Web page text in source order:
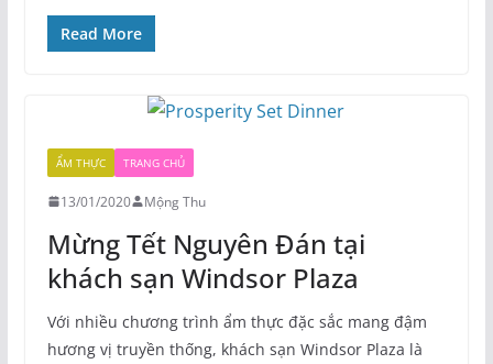
Read More
ẨM THỰC TRANG CHỦ
13/01/2020 Mộng Thu
Mừng Tết Nguyên Đán tại
khách sạn Windsor Plaza
Với nhiều chương trình ẩm thực đặc sắc mang đậm
hương vị truyền thống, khách sạn Windsor Plaza là